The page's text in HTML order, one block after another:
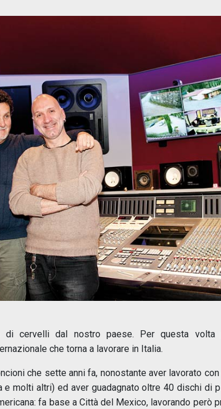
cervelli dal nostro paese. Per questa volta
che torna a lavorare in Italia.
che sette anni fa, nonostante aver lavorato
e molti altri) ed aver guadagnato oltre 40 dischi di
fa base a Città del Mexico, lavorando però